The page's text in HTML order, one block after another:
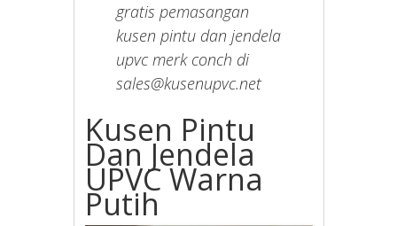
gratis pemasangan
kusen pintu dan jendela
upvc merk conch di
sales@kusenupvc.net
Kusen Pintu
Dan Jendela
UPVC Warna
Putih